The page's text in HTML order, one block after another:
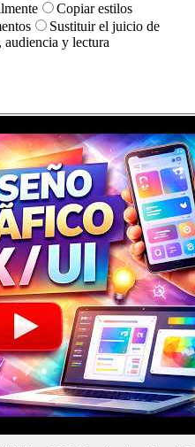
Copiar estilos
Sustituir el juicio de
audiencia y lectura